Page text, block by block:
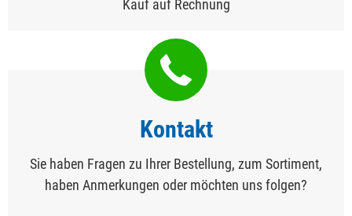
Kauf auf Rechnung
Kontakt
Sie haben Fragen zu Ihrer Bestellung, zum Sortiment,
haben Anmerkungen oder möchten uns folgen?